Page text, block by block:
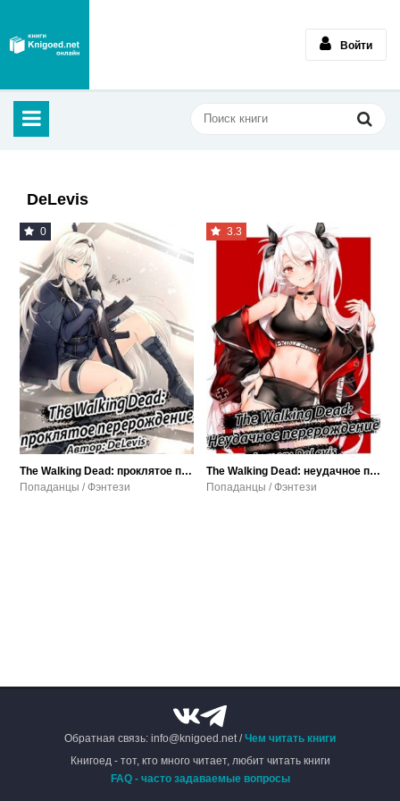
Войти
DeLevis
0
The Walking Dead: проклятое перерождение
Попаданцы / Фэнтези
3.3
The Walking Dead: неудачное перерождение
Попаданцы / Фэнтези
Обратная связь: info@knigoed.net /Чем читать книги
Книгоед - тот, кто много читает, любит читать книги
FAQ - часто задаваемые вопросы